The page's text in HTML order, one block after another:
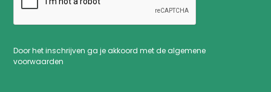
Door het inschrijven ga je akkoord met de algemene
voorwaarden